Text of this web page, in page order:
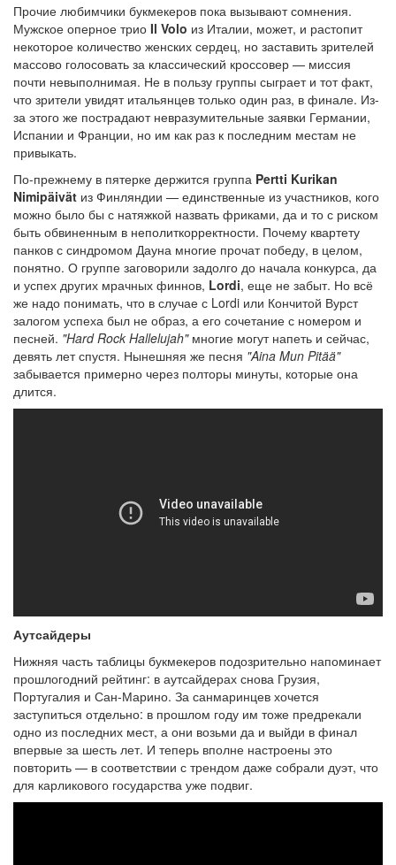
Прочие любимчики букмекеров пока вызывают сомнения.
Мужское оперное трио Il Volo из Италии, может, и растопит
некоторое количество женских сердец, но заставить зрителей
массово голосовать за классический кроссовер — миссия
почти невыполнимая. Не в пользу группы сыграет и тот факт,
что зрители увидят итальянцев только один раз, в финале. Из-
за этого же пострадают невразумительные заявки Германии,
Испании и Франции, но им как раз к последним местам не
привыкать.
По-прежнему в пятерке держится группа Pertti Kurikan
Nimipäivät из Финляндии — единственные из участников, кого
можно было бы с натяжкой назвать фриками, да и то с риском
быть обвиненным в неполиткорректности. Почему квартету
панков с синдромом Дауна многие прочат победу, в целом,
понятно. О группе заговорили задолго до начала конкурса, да
и успех других мрачных финнов, Lordi, еще не забыт. Но всё
же надо понимать, что в случае с Lordi или Кончитой Вурст
залогом успеха был не образ, а его сочетание с номером и
песней. "Hard Rock Hallelujah"многие могут напеть и сейчас,
девять лет спустя. Нынешняя же песня "Aina Mun Pitää"
забывается примерно через полторы минуты, которые она
длится.
Аутсайдеры
Нижняя часть таблицы букмекеров подозрительно напоминает
прошлогодний рейтинг: в аутсайдерах снова Грузия,
Португалия и Сан-Марино. За санмаринцев хочется
заступиться отдельно: в прошлом году им тоже предрекали
одно из последних мест, а они возьми да и выйди в финал
впервые за шесть лет. И теперь вполне настроены это
повторить — в соответствии с трендом даже собрали дуэт, что
для карликового государства уже подвиг.